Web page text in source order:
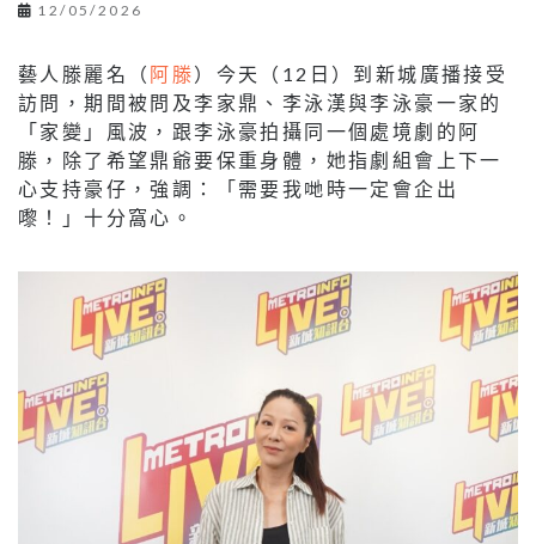
12/05/2026
藝人滕麗名（ 阿滕）今天（12日）到新城廣播接受
訪問，期間被問及李家鼎、李泳漢與李泳豪一家的
「家變」風波，跟李泳豪拍攝同一個處境劇的阿
滕，除了希望鼎爺要保重身體，她指劇組會上下一
心支持豪仔，強調：「需要我哋時一定會企出
嚟！」十分窩心。